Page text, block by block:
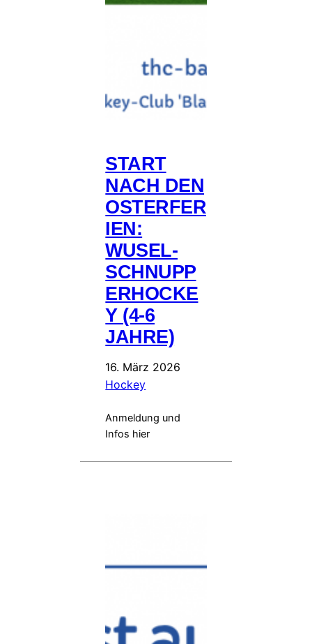
START
NACH DEN
OSTERFER
IEN:
WUSEL-
SCHNUPP
ERHOCKE
Y (4-6
JAHRE)
16. März 2026
Hockey
Anmeldung und
Infos hier